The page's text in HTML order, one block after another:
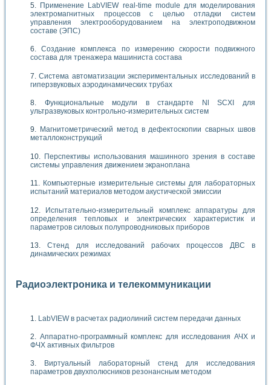
Применение LabVIEW real-time module для моделирования
электромагнитных процессов с целью отладки систем
управления электрооборудованием на электроподвижном
составе (ЭПС)
Создание комплекса по измерению скорости подвижного
состава для тренажера машиниста состава
Система автоматизации экспериментальных исследований в
гиперзвуковых аэродинамических трубах
Функциональные модули в стандарте Nl SCXI для
ультразвуковых контрольно-измерительных систем
Магнитометрический метод в дефектоскопии сварных швов
металлоконструкций
Перспективы использования машинного зрения в составе
системы управления движением экраноплана
Компьютерные измерительные системы для лабораторных
испытаний материалов методом акустической эмиссии
Испытательно-измерительный комплекс аппаратуры для
определения тепловых и электрических характеристик и
параметров силовых полупроводниковых приборов
Стенд для исследований рабочих процессов ДВС в
динамических режимах
Радиоэлектроника и телекоммуникации
LabVIEW в расчетах радиолиний систем передачи данных
Аппаратно-программный комплекс для исследования АЧХ и
ФЧХ активных фильтров
Виртуальный лабораторный стенд для исследования
параметров двухполюсников резонансным методом